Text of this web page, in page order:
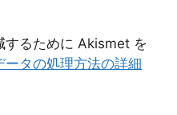
するために Akismet を
ータの処理方法の詳細